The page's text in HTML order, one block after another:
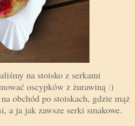
na stoisko z serkami
oscypków z żurawiną :)
obchód po stoiskach, gdzie mąż
a ja jak zawsze serki smakowe.